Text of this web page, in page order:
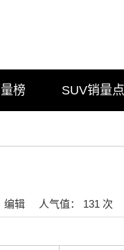
榜 SUV销量
编辑 人气值： 131 次